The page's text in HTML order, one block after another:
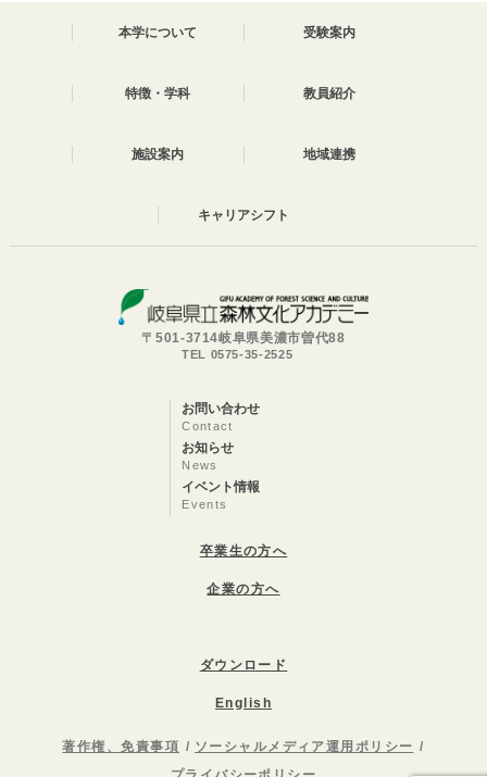
本学について 受験案内
特徴・学科 教員紹介
施設案内 地域連携
キャリアシフト
〒501-3714岐阜県美濃市曽代88
TEL 0575-35-2525
お問い合わせ
Contact
お知らせ
News
イベント情報
Events
卒業生の方へ
企業の方へ
ダウンロード
English
著作権、免責事項
ソーシャルメディア運用ポリシー